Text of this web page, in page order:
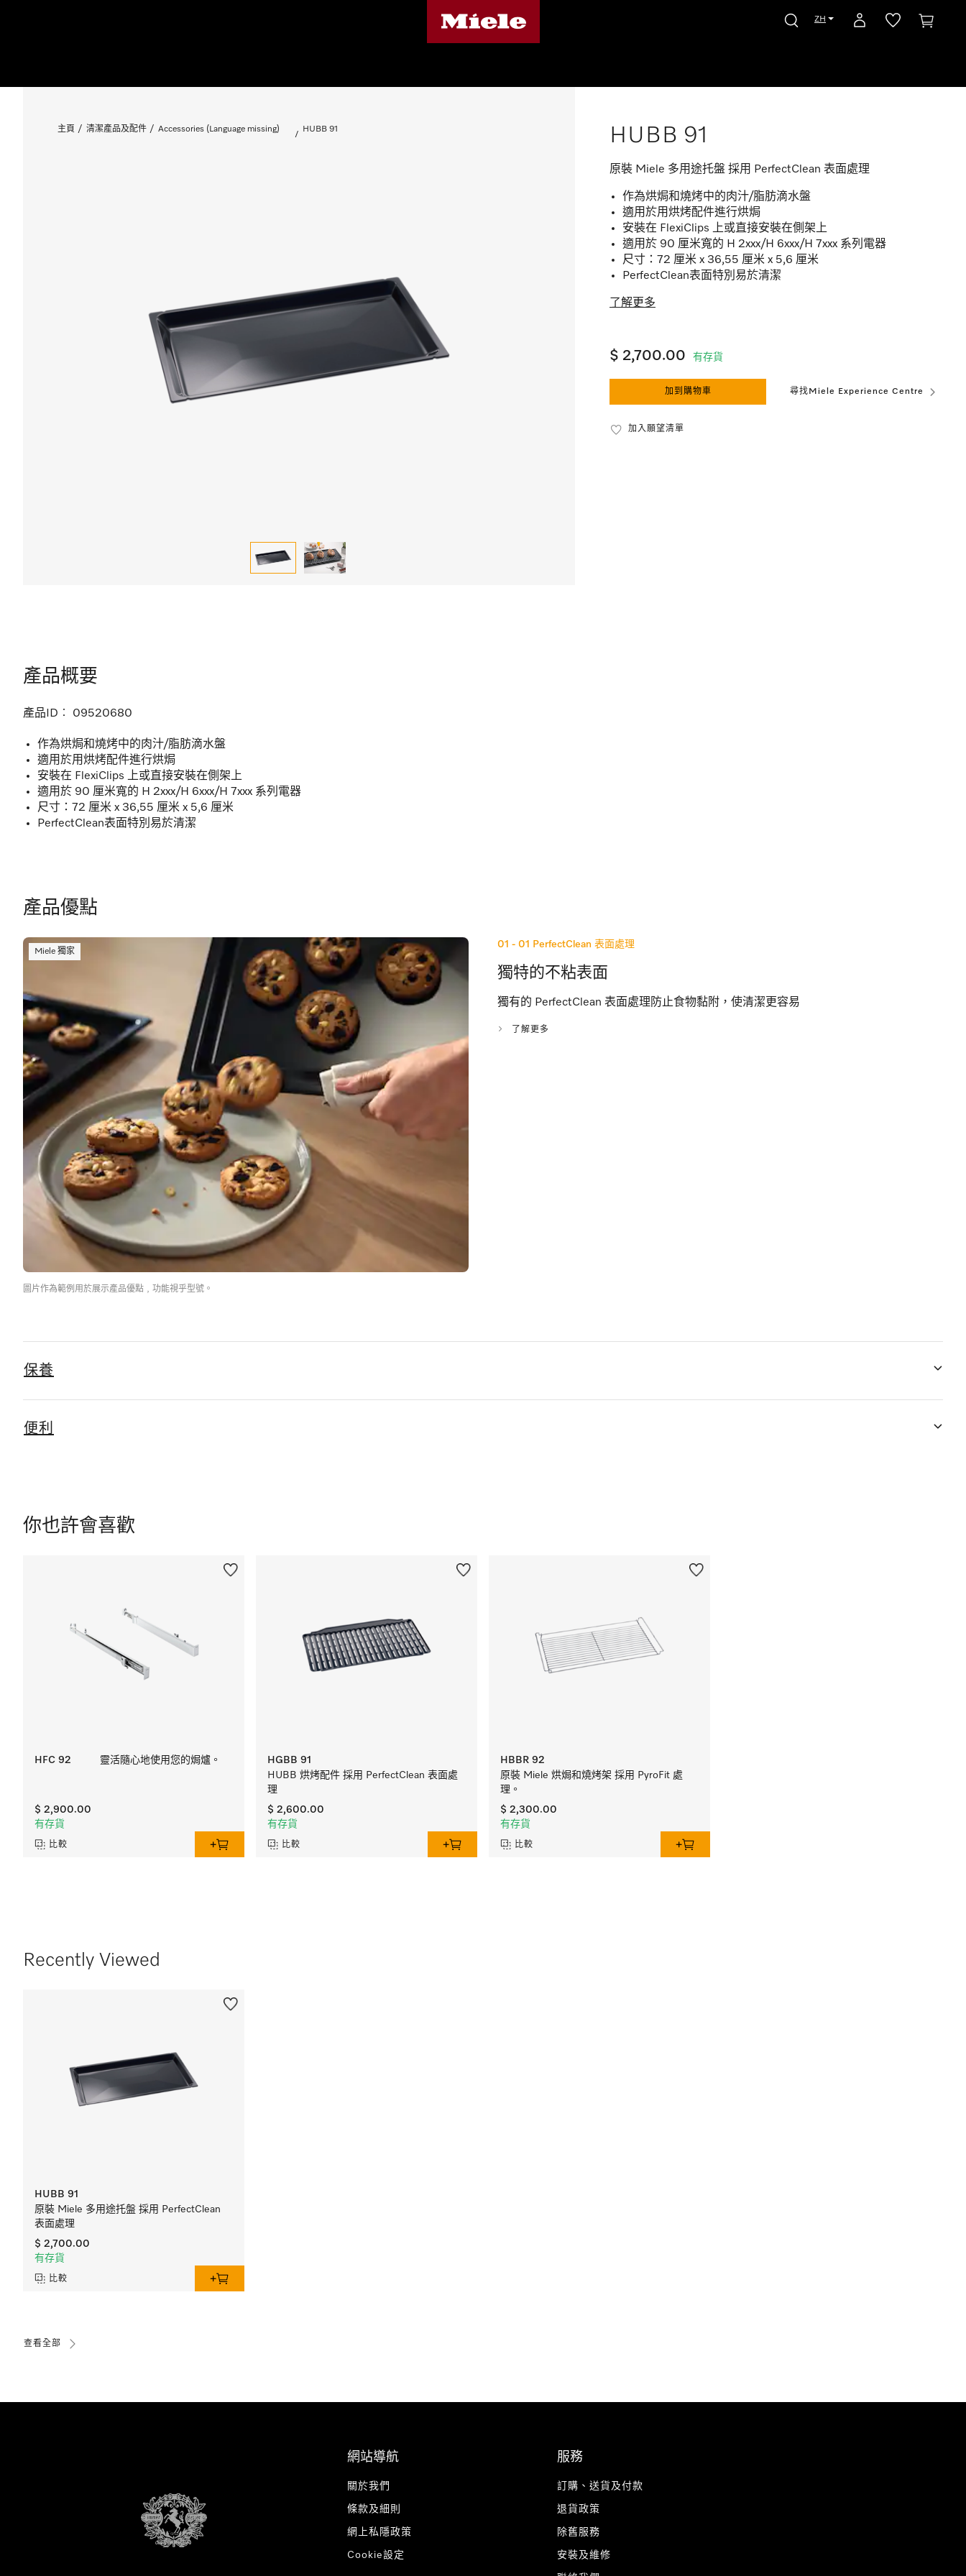
ZH
主頁 清潔產品及配件 Accessories (Language missing) HUBB 91 HUBB 91
原裝 Miele 多用途托盤 採用 PerfectClean 表面處理
作為烘焗和燒烤中的肉汁/脂肪滴水盤
適用於用烘烤配件進行烘焗
安裝在 FlexiClips 上或直接安裝在側架上
適用於 90 厘米寬的 H 2xxx/H 6xxx/H 7xxx 系列電器
尺寸：72 厘米 x 36,55 厘米 x 5,6 厘米
PerfectClean表面特別易於清潔
了解更多
$ 2,700.00 有存貨
加到購物車 尋找Miele Experience Centre
加入願望清單
產品概要
產品ID︰ 09520680
作為烘焗和燒烤中的肉汁/脂肪滴水盤
適用於用烘烤配件進行烘焗
安裝在 FlexiClips 上或直接安裝在側架上
適用於 90 厘米寬的 H 2xxx/H 6xxx/H 7xxx 系列電器
尺寸：72 厘米 x 36,55 厘米 x 5,6 厘米
PerfectClean表面特別易於清潔
產品優點
Miele 獨家
01 - 01 PerfectClean 表面處理
獨特的不粘表面
獨有的 PerfectClean 表面處理防止食物黏附，使清潔更容易
了解更多
圖片作為範例用於展示產品優點﹐功能視乎型號。
保養
便利
你也許會喜歡
HFC 92 靈活隨心地使用您的焗爐。
$ 2,900.00
有存貨
比較
HGBB 91
HUBB 烘烤配件 採用 PerfectClean 表面處
理
$ 2,600.00
有存貨
比較
HBBR 92
原裝 Miele 烘焗和燒烤架 採用 PyroFit 處
理。
$ 2,300.00
有存貨
比較
Recently Viewed
HUBB 91
原裝 Miele 多用途托盤 採用 PerfectClean
表面處理
$ 2,700.00
有存貨
比較
查看全部
網站導航
關於我們
條款及細則
網上私隱政策
Cookie設定
服務
訂購、送貨及付款
退貨政策
除舊服務
安裝及維修